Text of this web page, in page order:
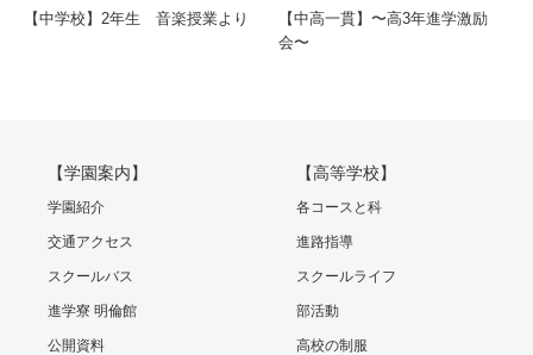
【中学校】2年生 音楽授業より
【中高一貫】〜高3年進学激励
会〜
【学園案内】
学園紹介
交通アクセス
スクールバス
進学寮 明倫館
公開資料
【高等学校】
各コースと科
進路指導
スクールライフ
部活動
高校の制服